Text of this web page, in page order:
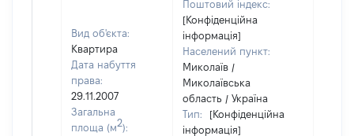
Вид об'єкта:
Квартира
Дата набуття
права:
29.11.2007
Загальна
площа (м2):
Поштовий індекс:
[Конфіденційна
інформація]
Населений пункт:
Миколаїв /
Миколаївська
область / Україна
Тип:
[Конфіденційна
інформація]